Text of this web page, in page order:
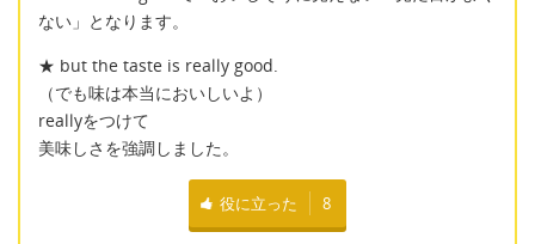
ない」となります。
★ but the taste is really good.
（でも味は本当においしいよ）
reallyをつけて
美味しさを強調しました。
役に立った 8